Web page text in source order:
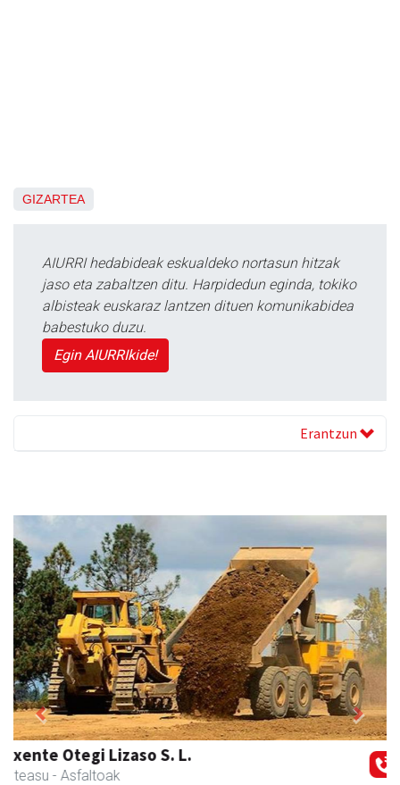
GIZARTEA
AIURRI hedabideak eskualdeko nortasun hitzak
jaso eta zabaltzen ditu. Harpidedun eginda, tokiko
albisteak euskaraz lantzen dituen komunikabidea
babestuko duzu.
Egin AIURRIkide!
Erantzun
NutriEskola
Andoain - Ikasketak
Previous Next